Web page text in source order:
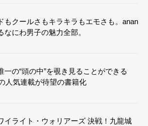
もクールさもキラキラもエモさも。anan
なにわ男子の魅力全部。
一の“頭の中”を覗き見ることができる
人気連載が待望の書籍化
イライト・ウォリアーズ 決戦！九龍城